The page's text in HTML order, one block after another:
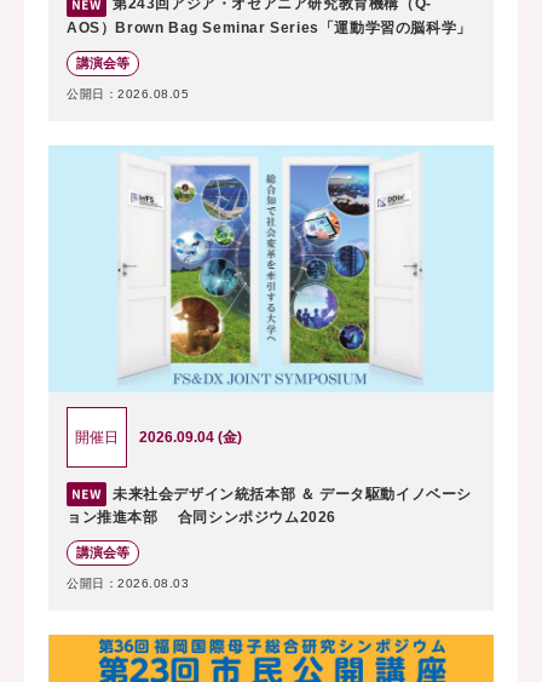
第243回アジア・オセアニア研究教育機構（Q-
AOS）Brown Bag Seminar Series「運動学習の脳科学」
講演会等
公開日：2026.08.05
開催日 2026.09.04 (金)
未来社会デザイン統括本部 ＆ データ駆動イノベーシ
ョン推進本部 合同シンポジウム2026
講演会等
公開日：2026.08.03